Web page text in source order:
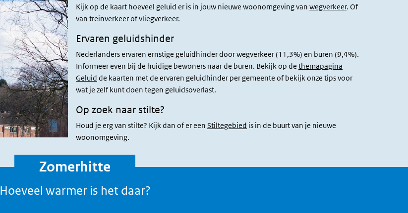
Kijk op de kaart hoeveel geluid er is in jouw nieuwe woonomgeving van wegverkeer. Of
van treinverkeerofvliegverkeer.
Ervaren geluidshinder
Nederlanders ervaren ernstige geluidhinder door wegverkeer (11,3%) en buren (9,4%).
Informeer even bij de huidige bewoners naar de buren. Bekijk op de themapagina
Geluid de kaarten met de ervaren geluidhinder per gemeente of bekijk onze tips voor
wat je zelf kunt doen tegen geluidsoverlast.
Op zoek naar stilte?
Houd je erg van stilte? Kijk dan of er een Stiltegebied is in de buurt van je nieuwe
woonomgeving.
Zomerhitte
Hoeveel warmer is het daar?